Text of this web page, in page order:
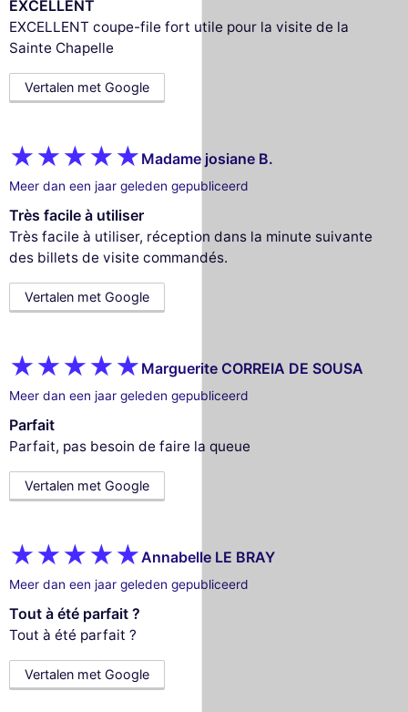
EXCELLENT
EXCELLENT coupe-file fort utile pour la visite de la
Sainte Chapelle
Vertalen met Google
Madame josiane B.
Meer dan een jaar geleden gepubliceerd
Très facile à utiliser
Très facile à utiliser, réception dans la minute suivante
des billets de visite commandés.
Vertalen met Google
Marguerite CORREIA DE SOUSA
Meer dan een jaar geleden gepubliceerd
Parfait
Parfait, pas besoin de faire la queue
Vertalen met Google
Annabelle LE BRAY
Meer dan een jaar geleden gepubliceerd
Tout à été parfait ?
Tout à été parfait ?
Vertalen met Google